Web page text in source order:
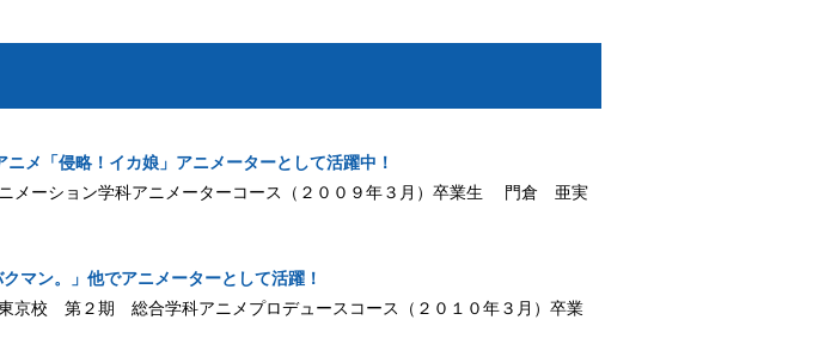
ニメ「侵略！イカ娘」アニメーターとして活躍中！
メーション学科アニメーターコース（２００９年３月）卒業生 門倉 亜実
クマン。」他でアニメーターとして活躍！
京校 第２期 総合学科アニメプロデュースコース（２０１０年３月）卒業